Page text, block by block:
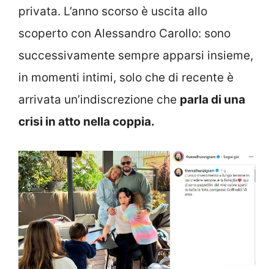
privata. L’anno scorso è uscita allo
scoperto con Alessandro Carollo: sono
successivamente sempre apparsi insieme,
in momenti intimi, solo che di recente è
arrivata un’indiscrezione che parla di una
crisi in atto nella coppia.